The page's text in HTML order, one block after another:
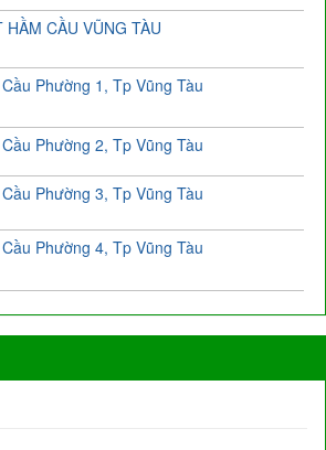
HẦM CẦU VŨNG TÀU
Phường 1, Tp Vũng Tàu
Phường 2, Tp Vũng Tàu
Phường 3, Tp Vũng Tàu
Phường 4, Tp Vũng Tàu